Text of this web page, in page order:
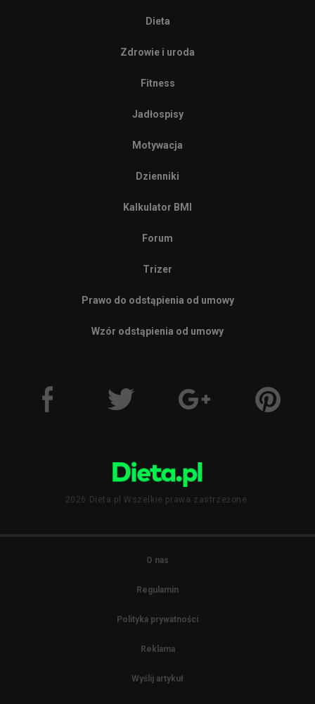
Dieta
Zdrowie i uroda
Fitness
Jadłospisy
Motywacja
Dzienniki
Kalkulator BMI
Forum
Trizer
Prawo do odstąpienia od umowy
Wzór odstąpienia od umowy
2026 Dieta.pl Wszelkie prawa zastrzeżone.
O nas
Regulamin
Polityka prywatności
Reklama
Wyślij artykuł